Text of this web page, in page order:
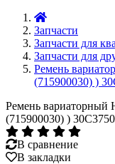
Запчасти
Запчасти для
Запчасти для
Ремень
(715900030) )
Ремень вариаторный
(715900030) )
В сравнение
В закладки